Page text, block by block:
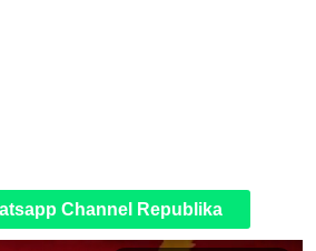
Channel Republika